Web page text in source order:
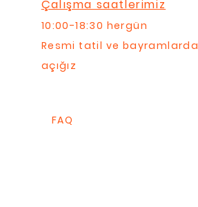
Çalışma saatlerimiz
10:00-18:30 hergün
Resmi tatil ve bayramlarda
açığız
FAQ